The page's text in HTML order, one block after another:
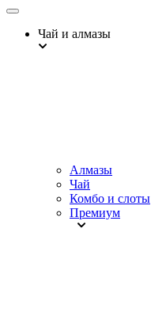
Чай и алмазы
Алмазы
Чай
Комбо и слоты
Премиум